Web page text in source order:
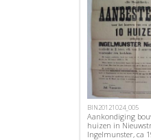
BIN20121024_005
Aankondiging
huizen in
Ingelmunster, ca